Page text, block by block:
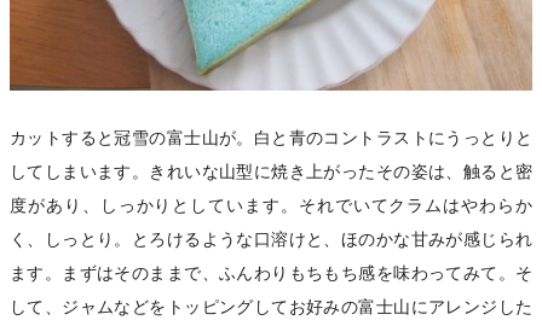
カットすると冠雪の富士山が。白と青のコントラストにうっとりと
してしまいます。きれいな山型に焼き上がったその姿は、触ると密
度があり、しっかりとしています。それでいてクラムはやわらか
く、しっとり。とろけるような口溶けと、ほのかな甘みが感じられ
ます。まずはそのままで、ふんわりもちもち感を味わってみて。そ
して、ジャムなどをトッピングしてお好みの富士山にアレンジした